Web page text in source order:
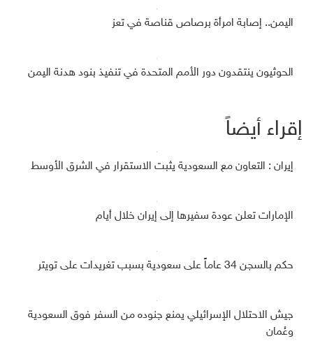
اليمن.. إصابة امرأة برصاص قناصة في تعز
الحوثيون ينتقدون دور الأمم المتحدة في تنفيذ بنود هدنة اليمن
إقراء أيضاً
إيران : التعاون مع السعودية يثبت الاستقرار في الشرق الأوسط
الإمارات تعلن عودة سفيرها إلى إيران خلال أيام
حكم بالسجن 34 عاماً على سعودية بسبب تغريدات على تويتر
جيش الاحتلال الإسرائيلي يمنع جنوده من السفر فوق السعودية
وعُمان